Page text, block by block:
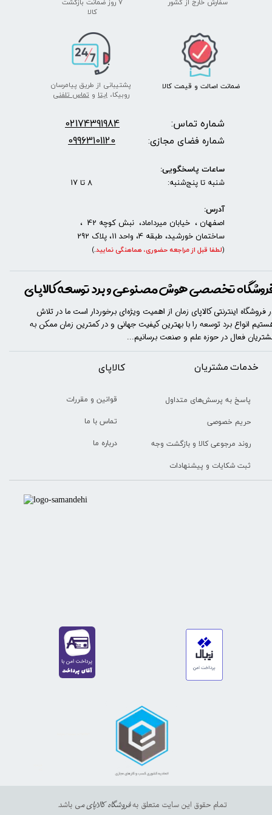
تمام حقوق این سایت متعلق بهفروشگاه کالاپای می باشد.
پشتیبانی از طریق پیامرسان
روبیکا،ایتا وتماس تلفنی
سفارش خارج از کشور
۷ روز ضمانت بازگشت
​​​​​​​کالا
ضمانت اصالت و قیمت​​​​​​​ کالا ​​​​​​​
خدمات مشتریان
پاسخ به پرسش‌های متداول
حریم خصوصی
روند مرجوعی کالا و بازگشت وجه
ثبت شکایات و پیشنهادات
​​کالاپای
قوانین و مقررات
تماس با ما
درباره ما
تخصصی هوش مصنوعی و برد توسعه کالاپای
فروشگاه اینترنتی کالاپای زمان از اهمیت ویژه‌ای برخوردار است ما در تلاش
انواع برد توسعه را با​​​ بهترین کیفیت جهانی و در کمترین زمان ممکن به
فعال در حوزه علم و صنعت برسانیم...
شماره تماس: 02174391984
شماره فضای مجازی: 09963101120
ساعات پاسخگویی:
شنبه تا پنج‌شنبه: 8 تا 17
آدرس:
اصفهان ، خیابان میرداماد، نبش کوچه 42 ،
ساختمان خورشید، طبقه 4، واحد 11، پلاک 292
(لطفا قبل از مراجعه حضوری، هماهنگی نمایید.
)